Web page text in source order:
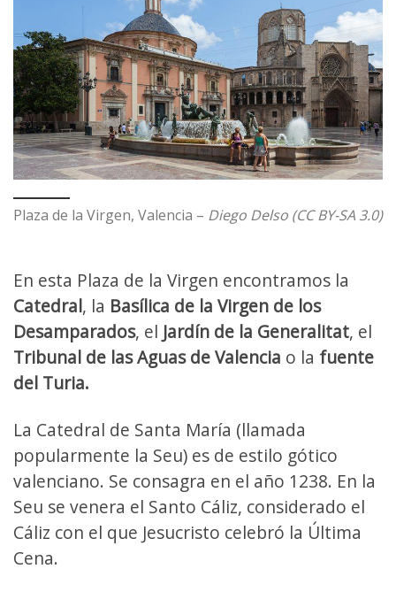
Plaza de la Virgen, Valencia – Diego Delso (CC BY-SA 3.0)
En esta Plaza de la Virgen encontramos la
Catedral, la Basílica de la Virgen de los
Desamparados, el Jardín de la Generalitat, el
Tribunal de las Aguas de Valencia o la fuente
del Turia.
La Catedral de Santa María (llamada
popularmente la Seu) es de estilo gótico
valenciano. Se consagra en el año 1238. En la
Seu se venera el Santo Cáliz, considerado el
Cáliz con el que Jesucristo celebró la Última
Cena.